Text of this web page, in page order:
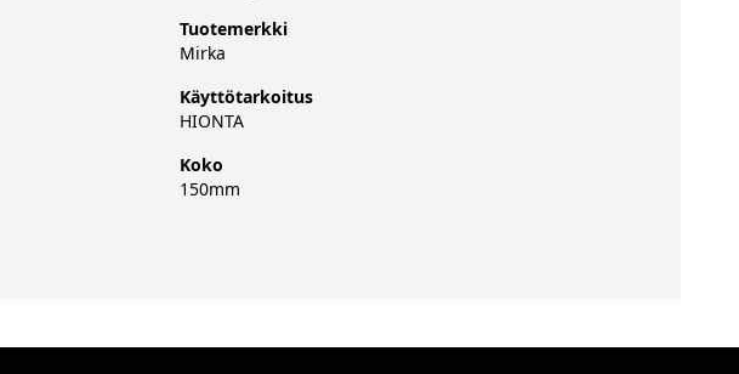
Tuotemerkki
Mirka
Käyttötarkoitus
HIONTA
Koko
150mm